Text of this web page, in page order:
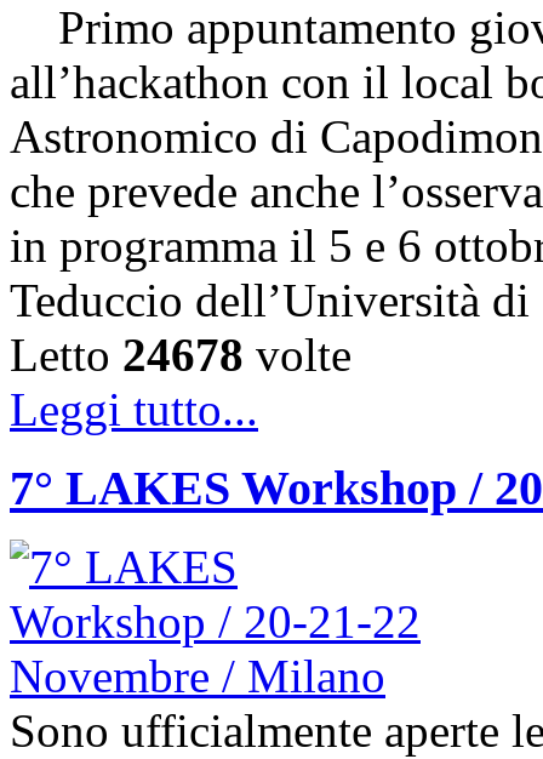
Primo appuntamento
all’hackathon con il local
Astronomico di
che prevede anche
in programma il 5 e 6
Teduccio dell’Università
Letto 24678 volte
Leggi tutto...
7° LAKES Workshop /
Sono ufficialmente aperte